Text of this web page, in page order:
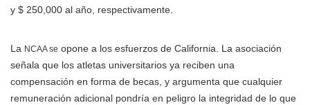
y $ 250,000 al año, respectivamente.
La NCAA se opone a los esfuerzos de California. La asociación
señala que los atletas universitarios ya reciben una
compensación en forma de becas, y argumenta que cualquier
remuneración adicional pondría en peligro la integridad de lo que